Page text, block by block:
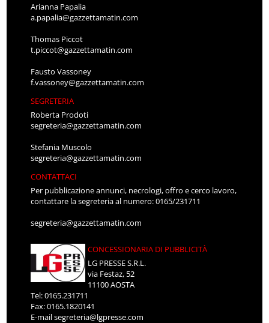
Arianna Papalia
a.papalia@gazzettamatin.com
Thomas Piccot
t.piccot@gazzettamatin.com
Fausto Vassoney
f.vassoney@gazzettamatin.com
SEGRETERIA
Roberta Prodoti
segreteria@gazzettamatin.com
Stefania Muscolo
segreteria@gazzettamatin.com
CONTATTACI
Per pubblicazione annunci, necrologi, offro e cerco lavoro,
contattare la segreteria al numero: 0165/231711
segreteria@gazzettamatin.com
CONCESSIONARIA DI PUBBLICITÀ
LG PRESSE S.R.L.
via Festaz, 52
11100 AOSTA
Tel: 0165.231711
Fax: 0165.1820141
E-mailsegreteria@lgpresse.com